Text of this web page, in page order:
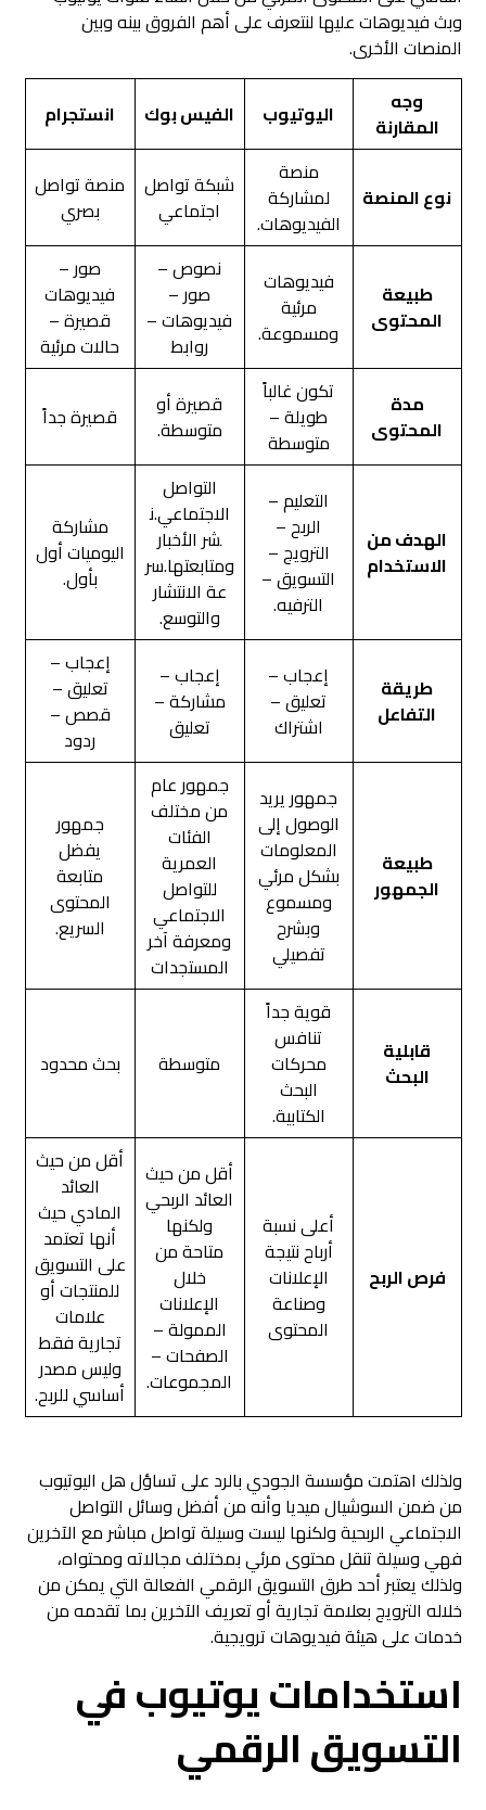
وبث فيديوهات عليها لنتعرف على أهم الفروق بينه وبين
المنصات الأخرى.
وجه
المقارنة
اليوتيوب الفيس بوك انستجرام
نوع المنصة
منصة
لمشاركة
الفيديوهات.
شبكة تواصل
اجتماعي
منصة تواصل
بصري
طبيعة
المحتوى
فيديوهات
مرئية
ومسموعة.
نصوص –
صور –
فيديوهات –
روابط
صور –
فيديوهات
قصيرة –
حالات مرئية
مدة
المحتوى
تكون غالباً
طويلة –
متوسطة
قصيرة أو
متوسطة.
قصيرة جداً
الهدف من
الاستخدام
التعليم –
الربح –
الترويج –
التسويق –
الترفيه.
التواصل
الاجتماعي.ن
شر الأخبار
ومتابعتها.سر
عة الانتشار
والتوسع.
مشاركة
اليوميات أول
بأول.
طريقة
التفاعل
إعجاب –
تعليق –
اشتراك
إعجاب –
مشاركة –
تعليق
إعجاب –
تعليق –
قصص –
ردود
طبيعة
الجمهور
جمهور يريد
الوصول إلى
المعلومات
بشكل مرئي
ومسموع
وبشرح
تفصيلي
جمهور عام
من مختلف
الفئات
العمرية
للتواصل
الاجتماعي
ومعرفة آخر
المستجدات
جمهور
يفضل
متابعة
المحتوى
السريع.
قابلية
البحث
قوية جداً
تنافس
محركات
البحث
الكتابية.
متوسطة بحث محدود
فرص الربح
أعلى نسبة
أرباح نتيجة
الإعلانات
وصناعة
المحتوى
أقل من حيث
العائد الربحي
ولكنها
متاحة من
خلال
الإعلانات
الممولة –
الصفحات –
المجموعات.
أقل من حيث
العائد
المادي حيث
أنها تعتمد
على التسويق
للمنتجات أو
علامات
تجارية فقط
وليس مصدر
أساسي للربح.
ولذلك اهتمت مؤسسة الجودي بالرد على تساؤل هل اليوتيوب
من ضمن السوشيال ميديا وأنه من أفضل وسائل التواصل
الاجتماعي الربحية ولكنها ليست وسيلة تواصل مباشر مع الآخرين
فهي وسيلة تنقل محتوى مرئي بمختلف مجالاته ومحتواه،
ولذلك يعتبر أحد طرق التسويق الرقمي الفعالة التي يمكن من
خلاله الترويج بعلامة تجارية أو تعريف الآخرين بما تقدمه من
خدمات على هيئة فيديوهات ترويجية.
استخدامات يوتيوب في
التسويق الرقمي